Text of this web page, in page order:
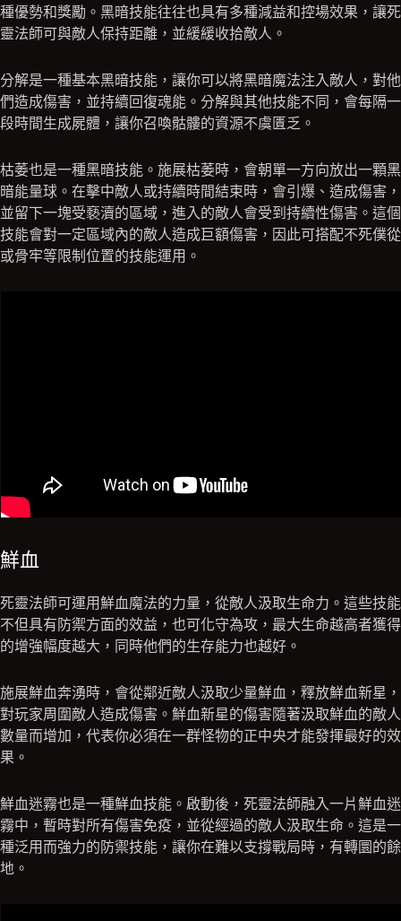
種優勢和獎勵。黑暗技能往往也具有多種減益和控場效果，讓死
靈法師可與敵人保持距離，並緩緩收拾敵人。
分解是一種基本黑暗技能，讓你可以將黑暗魔法注入敵人，對他
們造成傷害，並持續回復魂能。分解與其他技能不同，會每隔一
段時間生成屍體，讓你召喚骷髏的資源不虞匱乏。
枯萎也是一種黑暗技能。施展枯萎時，會朝單一方向放出一顆黑
暗能量球。在擊中敵人或持續時間結束時，會引爆、造成傷害，
並留下一塊受褻瀆的區域，進入的敵人會受到持續性傷害。這個
技能會對一定區域內的敵人造成巨額傷害，因此可搭配不死僕從
或骨牢等限制位置的技能運用。
鮮血
死靈法師可運用鮮血魔法的力量，從敵人汲取生命力。這些技能
不但具有防禦方面的效益，也可化守為攻，最大生命越高者獲得
的增強幅度越大，同時他們的生存能力也越好。
施展鮮血奔湧時，會從鄰近敵人汲取少量鮮血，釋放鮮血新星，
對玩家周圍敵人造成傷害。鮮血新星的傷害隨著汲取鮮血的敵人
數量而增加，代表你必須在一群怪物的正中央才能發揮最好的效
果。
鮮血迷霧也是一種鮮血技能。啟動後，死靈法師融入一片鮮血迷
霧中，暫時對所有傷害免疫，並從經過的敵人汲取生命。這是一
種泛用而強力的防禦技能，讓你在難以支撐戰局時，有轉圜的餘
地。